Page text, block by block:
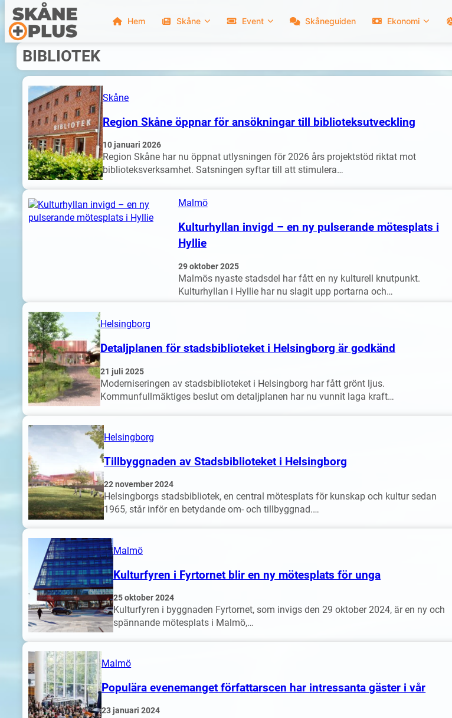
Hoppa
innehåll
Hem Skåne Event Skåneguiden Ekonomi
BIBLIOTEK
Skåne
Region Skåne öppnar för ansökningar till biblioteksutveckling
10 januari 2026
Region Skåne har nu öppnat utlysningen för 2026 års projektstöd riktat mot
biblioteksverksamhet. Satsningen syftar till att stimulera…
Malmö
Kulturhyllan invigd – en ny pulserande mötesplats i
Hyllie
29 oktober 2025
Malmös nyaste stadsdel har fått en ny kulturell knutpunkt.
Kulturhyllan i Hyllie har nu slagit upp portarna och…
Helsingborg
Detaljplanen för stadsbiblioteket i Helsingborg är godkänd
21 juli 2025
Moderniseringen av stadsbiblioteket i Helsingborg har fått grönt ljus.
Kommunfullmäktiges beslut om detaljplanen har nu vunnit laga kraft…
Helsingborg
Tillbyggnaden av Stadsbiblioteket i Helsingborg
22 november 2024
Helsingborgs stadsbibliotek, en central mötesplats för kunskap och kultur sedan
1965, står inför en betydande om- och tillbyggnad.…
Malmö
Kulturfyren i Fyrtornet blir en ny mötesplats för unga
25 oktober 2024
Kulturfyren i byggnaden Fyrtornet, som invigs den 29 oktober 2024, är en ny och
spännande mötesplats i Malmö,…
Malmö
Populära evenemanget författarscen har intressanta gäster i vår
23 januari 2024